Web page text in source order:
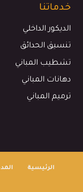
خدماتنا
الديكور الداخلي
تنسيق الحدائق
تشطيب المباني
دهانات المباني
ترميم المباني
الرئيسية